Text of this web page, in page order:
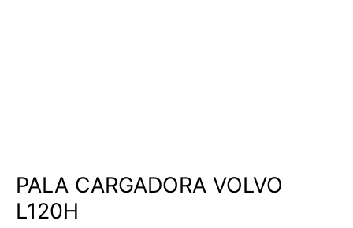
PALA CARGADORA VOLVO
L120H